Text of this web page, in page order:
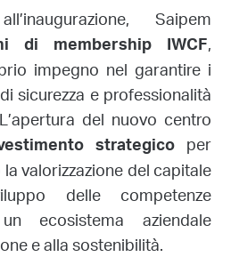
Saipem
di membership IWCF,
impegno nel garantire i
sicurezza e professionalità
del nuovo centro
strategicoper
valorizzazione del capitale
delle competenze
ecosistema aziendale
e alla sostenibilità.